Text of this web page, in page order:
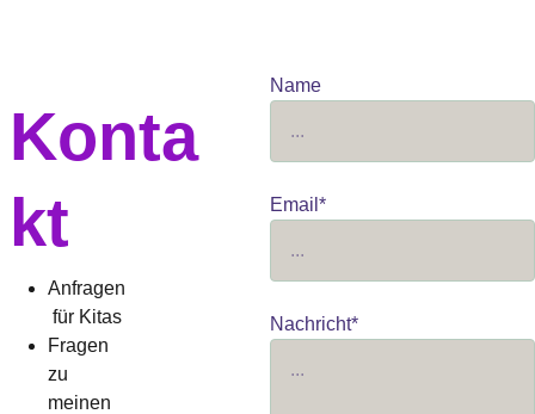
Name
Email*
Nachricht*
Konta
kt
Anfragen
für Kitas
Fragen
zu
meinen